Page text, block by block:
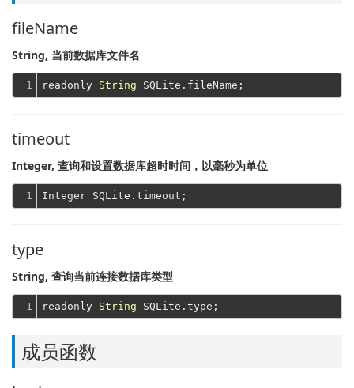
fileName
String, 当前数据库文件名
1 readonly String
timeout
Integer, 查询和设置数据库超时时间，以毫秒为单位
1
type
String, 查询当前连接数据库类型
1 readonly String
成员函数